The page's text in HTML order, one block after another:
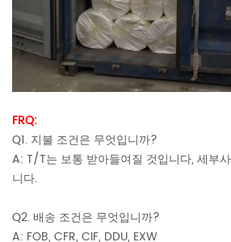
FRQ:
Q1. 지불 조건은 무엇입니까?
A: T/T는 보통 받아들여질 것입니다, 세부
니다.
Q2. 배송 조건은 무엇입니까?
A: FOB, CFR, CIF, DDU, EXW